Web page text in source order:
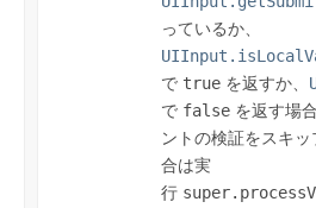
っているか、
で true を返すか、
で false を返す場
ントの検証をスキ
合は実
行